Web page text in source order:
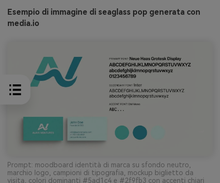
Esempio di immagine di seaglass pop generata con
media.io
Prompt: moodboard identità di marca su sfondo neutro,
marchio logo, campioni di tipografia, mockup biglietto da
visita, colori dominanti #5ad1c4 e #2f9fb3 con accenti chiari